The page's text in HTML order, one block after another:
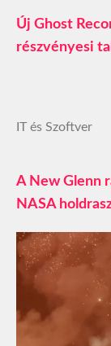
Új Ghost
részvényesi
IT és Szoftver
A New Glenn
NASA